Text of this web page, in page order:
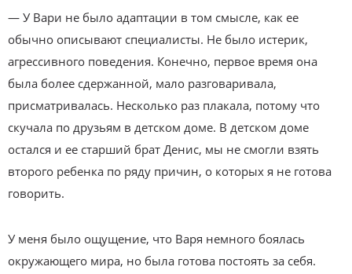
— У Вари не было адаптации в том смысле, как ее
обычно описывают специалисты. Не было истерик,
агрессивного поведения. Конечно, первое время она
была более сдержанной, мало разговаривала,
присматривалась. Несколько раз плакала, потому что
скучала по друзьям в детском доме. В детском доме
остался и ее старший брат Денис, мы не смогли взять
второго ребенка по ряду причин, о которых я не готова
говорить.
У меня было ощущение, что Варя немного боялась
окружающего мира, но была готова постоять за себя.